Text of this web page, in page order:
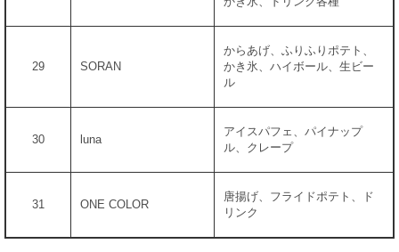
29 SORAN
からあげ、ふりふりポテト、
かき氷、ハイボール、生ビー
ル
30 luna
アイスパフェ、パイナップ
ル、クレープ
31 ONE COLOR
唐揚げ、フライドポテト、ド
リンク